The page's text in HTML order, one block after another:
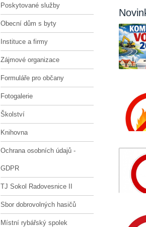
Poskytované služby
Obecní dům s byty
Instituce a firmy
Zájmové organizace
Formuláře pro občany
Fotogalerie
Školství
Knihovna
Ochrana osobních údajů -
GDPR
TJ Sokol Radovesnice II
Sbor dobrovolných hasičů
Místní rybářský spolek